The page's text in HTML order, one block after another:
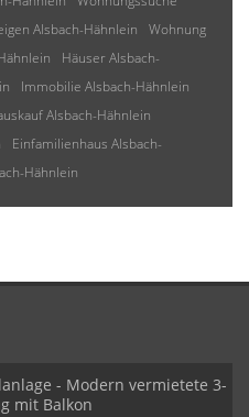
Alsbach-Hähnlein
Wohnung
Häuser Alsbach-
Immobilie Alsbach-Hähnlein
Alsbach-Hähnlein
Einfamilienhaus Alsbach-
Hähnlein
- Modern vermietete 3-
mit Balkon